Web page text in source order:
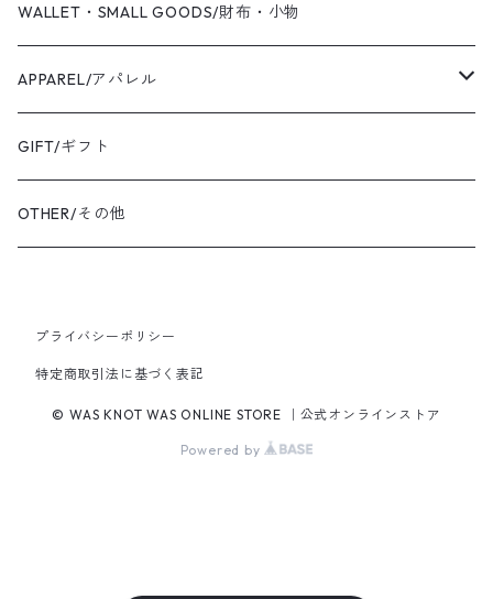
PIERCED EARRINGS/ピアス
EAR CUFF/イヤーカフ
BANGLE・BRACELET/バングル・ブレスレット
K18YG/K18イエローゴールド
PT900/プラチナ
K10YG/K10イエローゴールド
CANVAS/帆布
LEATHER/皮革
トートバッグ
ショルダーバッグ
WALLET・SMALL GOODS/財布・小物
APPAREL/アパレル
TOPS/トップス
SHIRT・BLOUSE/シャツ・ブラウス
OUTER/アウター
GIFT/ギフト
OTHER/その他
プライバシーポリシー
特定商取引法に基づく表記
© WAS KNOT WAS ONLINE STORE ｜公式オンラインストア
Powered by